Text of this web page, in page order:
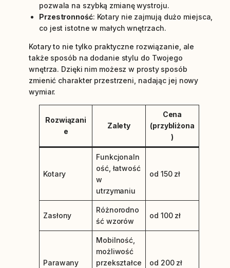
pozwala na szybką zmianę wystroju.
Przestronność: Kotary nie zajmują dużo miejsca,
co jest istotne w małych wnętrzach.
Kotary to nie tylko praktyczne rozwiązanie, ale
także sposób na dodanie stylu do Twojego
wnętrza. Dzięki nim możesz w prosty sposób
zmienić charakter przestrzeni, nadając jej nowy
wymiar.
Rozwiązani
e
Zalety
Cena
(przybliżona
)
Kotary
Funkcjonaln
ość, łatwość
w
utrzymaniu
od 150 zł
Zasłony
Różnorodno
ść wzorów
od 100 zł
Parawany
Mobilność,
możliwość
przekształce
od 200 zł